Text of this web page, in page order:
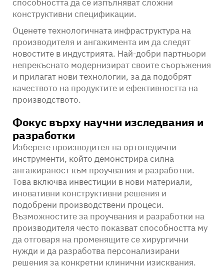
способността да се изпълняват сложни
конструктивни спецификации.
Оценете технологичната инфраструктура на
производителя и ангажимента им да следят
новостите в индустрията. Най-добри партньори
непрекъснато модернизират своите съоръжения
и прилагат нови технологии, за да подобрят
качеството на продуктите и ефективността на
производството.
Фокус върху научни изследвания и
разработки
Изберете производител на ортопедични
инструменти, който демонстрира силна
ангажираност към проучвания и разработки.
Това включва инвестиции в нови материали,
иновативни конструктивни решения и
подобрени производствени процеси.
Възможностите за проучвания и разработки на
производителя често показват способността му
да отговаря на променящите се хирургични
нужди и да разработва персонализирани
решения за конкретни клинични изисквания.